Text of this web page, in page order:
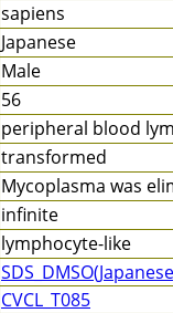
sapiens
Japanese
Male
56
peripheral blood
transformed
Mycoplasma was
infinite
lymphocyte-like
CVCL_T085